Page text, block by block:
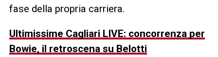
fase della propria carriera.
Ultimissime Cagliari LIVE: concorrenza per
Bowie, il retroscena su Belotti